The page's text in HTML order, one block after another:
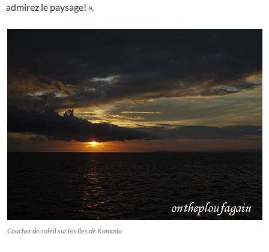
admirez le paysage! ».
Coucher de soleil sur les îles de Komodo